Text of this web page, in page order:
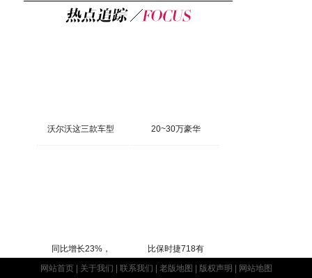
沃尔沃这三款车型 20~30万豪华
同比增长23%，
比保时捷718有
网站首页| 关于我们 联系我们 老版地图 版权声明 网站地图